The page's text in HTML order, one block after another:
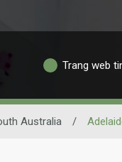
Trang web
Australia /